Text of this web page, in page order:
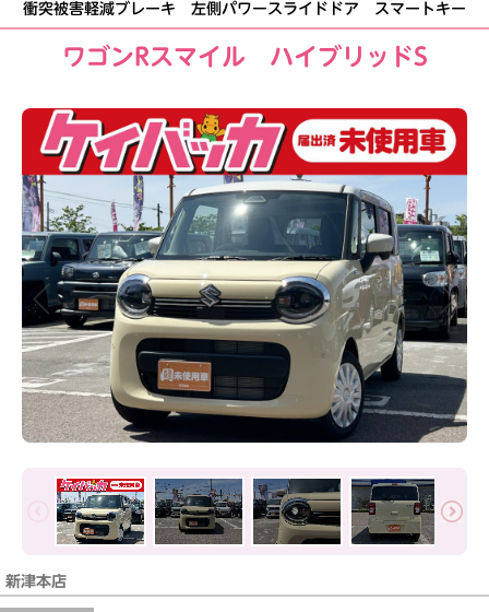
衝突被害軽減ブレーキ 左側パワースライドドア スマートキー
ワゴンRスマイル ハイブリッドS
新津本店